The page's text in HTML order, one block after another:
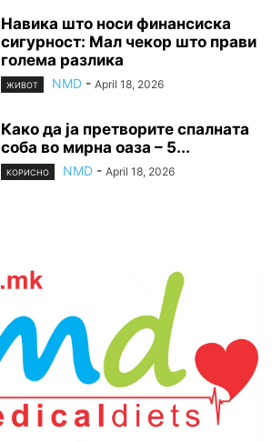
Навика што носи финансиска
сигурност: Мал чекор што прави
голема разлика
ЖИВОТ NMD - April 18, 2026
Како да ја претворите спалната
соба во мирна оаза – 5...
КОРИСНО NMD - April 18, 2026